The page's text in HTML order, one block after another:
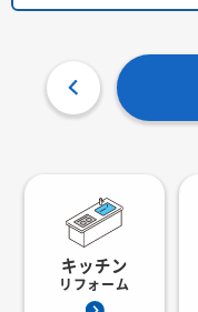
キッチン
リフォーム